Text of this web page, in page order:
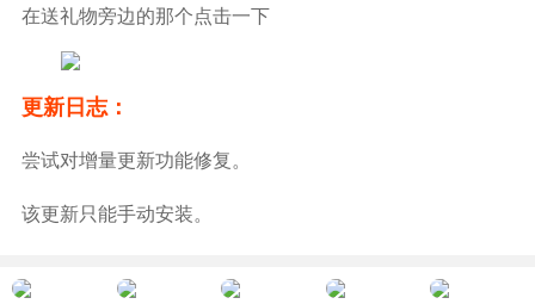
在送礼物旁边的那个点击一下
更新日志：
尝试对增量更新功能修复。
该更新只能手动安装。